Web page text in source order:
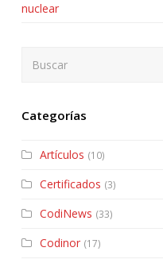
nuclear
Categorías
Artículos (10)
Certificados (3)
CodiNews (33)
Codinor (17)